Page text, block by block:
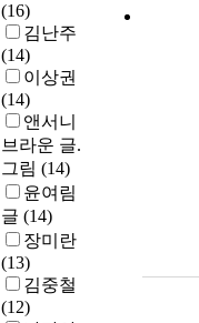
(16)
김난주
(14)
이상권
(14)
앤서니
브라운 글.
그림 (14)
윤여림
글 (14)
장미란
(13)
김중철
(12)